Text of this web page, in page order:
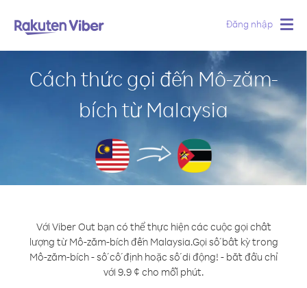
Đăng nhập
Cách thức gọi đến Mô-zăm-
bích từ Malaysia
Với Viber Out bạn có thể thực hiện các cuộc gọi chất
lượng từ Mô-zăm-bích đến Malaysia.Gọi số bất kỳ trong
Mô-zăm-bích - số cố định hoặc số di động! - bắt đầu chỉ
với 9.9 ¢ cho mỗi phút.